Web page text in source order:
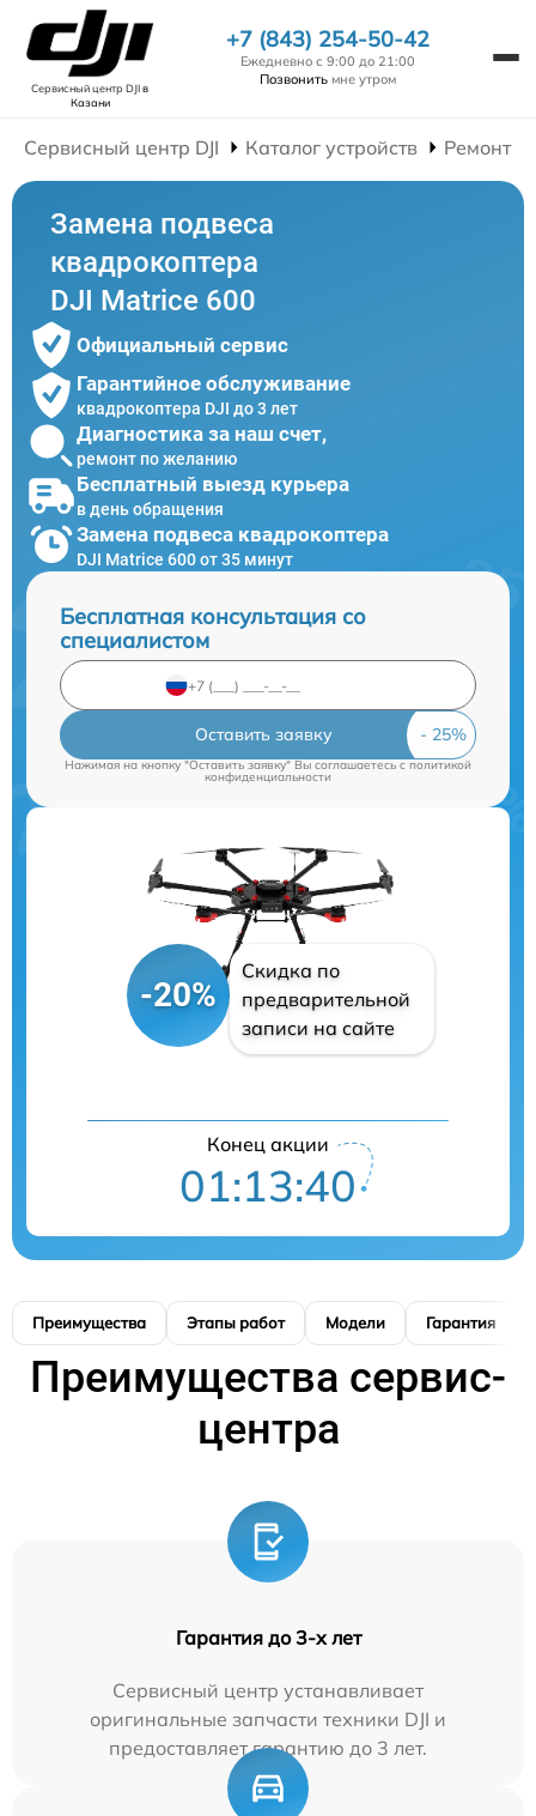
Сервисный центр DJIв
Казани
+7 (843) 254-50-42
Ежедневно с 9:00 до 21:00
Позвонить мне утром
Сервисный центр DJI Каталог устройств Ремонт
Замена подвеса
квадрокоптера
DJI Matrice 600
Официальный сервис
Гарантийное обслуживание
квадрокоптера DJI до 3 лет
Диагностика за наш счет,
ремонт по желанию
Бесплатный выезд курьера
в день обращения
Замена подвеса квадрокоптера
DJI Matrice 600 от 35 минут
Бесплатная консультация со
специалистом
Оставить заявку
Нажимая на кнопку "Оставить заявку" Вы соглашаетесь cполитикой
конфиденциальности
-20%
Скидка по
предварительной
записи на сайте
Конец акции
01:13:39
Преимущества Этапы работ Модели Гарантия
Преимущества сервис-
центра
Гарантия до 3-х лет
Сервисный центр устанавливает
оригинальные запчасти техники DJI и
предоставляет гарантию до 3 лет.